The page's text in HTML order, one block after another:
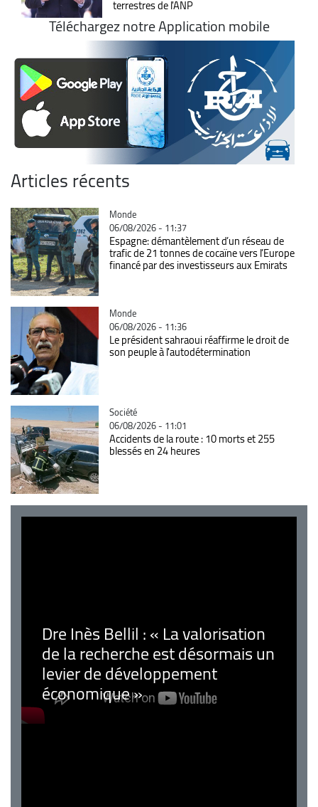
terrestres de l'ANP
Téléchargez notre Application mobile
Articles récents
Catégorie
Monde
06/08/2026 - 11:37
Espagne: démantèlement d’un réseau de
trafic de 21 tonnes de cocaïne vers l’Europe
financé par des investisseurs aux Emirats
Catégorie
Monde
06/08/2026 - 11:36
Le président sahraoui réaffirme le droit de
son peuple à l'autodétermination
Catégorie
Société
06/08/2026 - 11:01
Accidents de la route : 10 morts et 255
blessés en 24 heures
Dre Inès Bellil : « La valorisation
de la recherche est désormais un
levier de développement
économique »